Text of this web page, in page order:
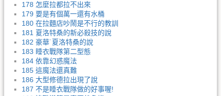
178 怎麼拉都拉不出來
179 要是有個萬一還有水桶
180 在拉麵店吵鬧是不行的教訓
181 夏洛特桑的新必殺技的說
182 豪華˙夏洛特桑的說
183 睡衣戰隊第二型態
184 依靠幻惑魔法
185 這魔法還真難
186 大型修德拉出現了說
187 不是睡衣戰隊做的好事喔!